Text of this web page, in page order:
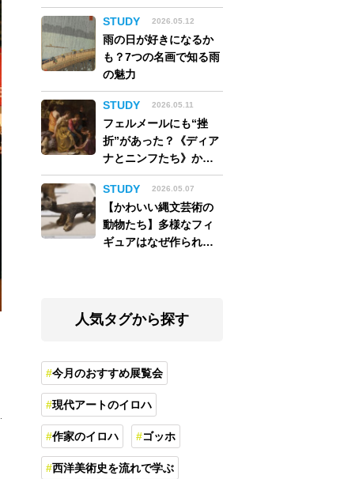
あの旅は、まだ続いて
いる。』999号に乗り銀
河へ旅立つ。“観る”か
ら“体験する”展覧会
【角川武蔵野ミュージ
アム】
STUDY 2026.05.12
雨の日が好きになるか
も？7つの名画で知る雨
の魅力
STUDY 2026.05.11
フェルメールにも“挫
折”があった？《ディア
ナとニンフたち》から
読み解く巨匠の夢
STUDY
2026.05.07
【かわいい縄文芸術の
動物たち】多様なフィ
ギュアはなぜ作られ
人気タグから探す
今月のおすすめ展覧会
現代アートのイロハ
作家のイロハ ゴッホ
西洋美術史を流れで学ぶ